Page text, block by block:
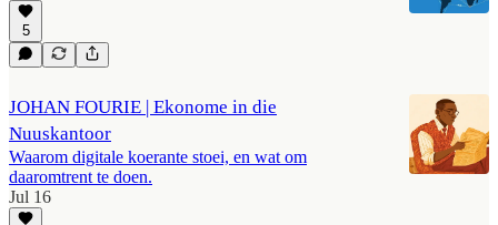
5
JOHAN FOURIE | Ekonome in die
Nuuskantoor
Waarom digitale koerante stoei, en wat om
daaromtrent te doen.
Jul 16